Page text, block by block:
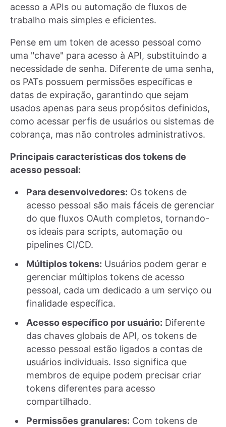
acesso a APIs ou automação de fluxos de
trabalho mais simples e eficientes.
Pense em um token de acesso pessoal como
uma "chave" para acesso à API, substituindo a
necessidade de senha. Diferente de uma senha,
os PATs possuem permissões específicas e
datas de expiração, garantindo que sejam
usados apenas para seus propósitos definidos,
como acessar perfis de usuários ou sistemas de
cobrança, mas não controles administrativos.
Principais características dos tokens de
acesso pessoal:
Para desenvolvedores: Os tokens de
acesso pessoal são mais fáceis de gerenciar
do que fluxos OAuth completos, tornando-
os ideais para scripts, automação ou
pipelines CI/CD.
Múltiplos tokens: Usuários podem gerar e
gerenciar múltiplos tokens de acesso
pessoal, cada um dedicado a um serviço ou
finalidade específica.
Acesso específico por usuário: Diferente
das chaves globais de API, os tokens de
acesso pessoal estão ligados a contas de
usuários individuais. Isso significa que
membros de equipe podem precisar criar
tokens diferentes para acesso
compartilhado.
Permissões granulares: Com tokens de